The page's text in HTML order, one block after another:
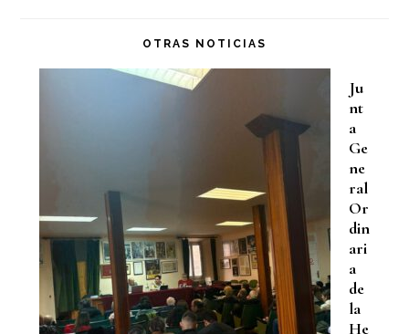
OTRAS NOTICIAS
Ju
nt
a
Ge
ne
ral
Or
din
ari
a
de
la
He